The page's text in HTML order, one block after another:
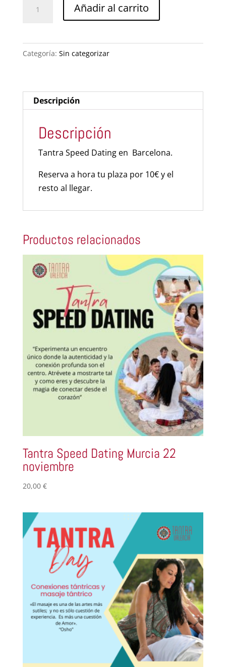
Speed
Barcelona
cantidad
Añadir al carrito
Categoría: Sin categorizar
Descripción
Descripción
Tantra Speed Dating en Barcelona.
Reserva a hora tu plaza por 10€ y el
resto al llegar.
Productos relacionados
Tantra Speed Dating Murcia 22
noviembre
20,00 €